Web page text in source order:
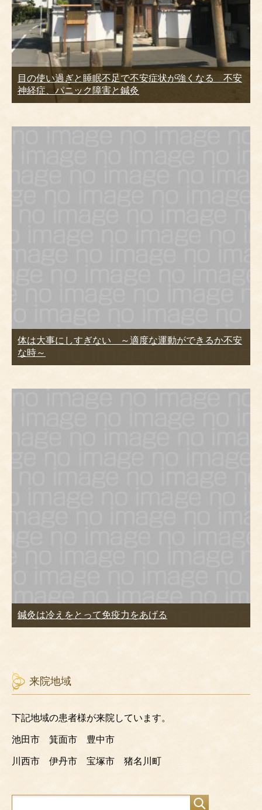
目の使い過ぎと睡眠不足で不安症状が強くなる 不安
神経症、パニック障害と鍼灸
体は大事にしすぎない ～適度な運動ができるか不安
な時～
鍼灸は冷えをとって免疫力をあげる
来院地域
下記地域の患者様が来院しています。
池田市 箕面市 豊中市
川西市 伊丹市 宝塚市 猪名川町